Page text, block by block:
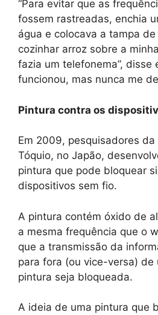
“Para evitar que as
fossem rastreadas, enchia
água e colocava a tampa
cozinhar arroz sobre a
fazia um telefonema”, disse
funcionou, mas nunca me
Pintura contra os
Em 2009, pesquisadores
Tóquio, no Japão,
pintura que pode bloquear
dispositivos sem fio.
A pintura contém óxido de
a mesma frequência que o
que a transmissão da
para fora (ou vice-versa) de
pintura seja bloqueada.
A ideia de uma pintura que